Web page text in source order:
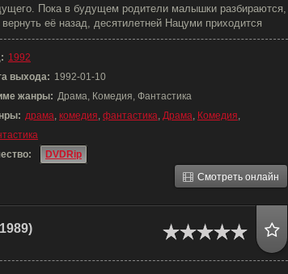
Пока в будущем родители малышки разбираются,
вернуть её назад, десятилетней Нацуми приходится
1992
выхода: 1992-01-10
жанры: Драма, Комедия, Фантастика
драма, комедия, фантастика, Драма, Комедия,
DVDRip
Смотреть онлайн